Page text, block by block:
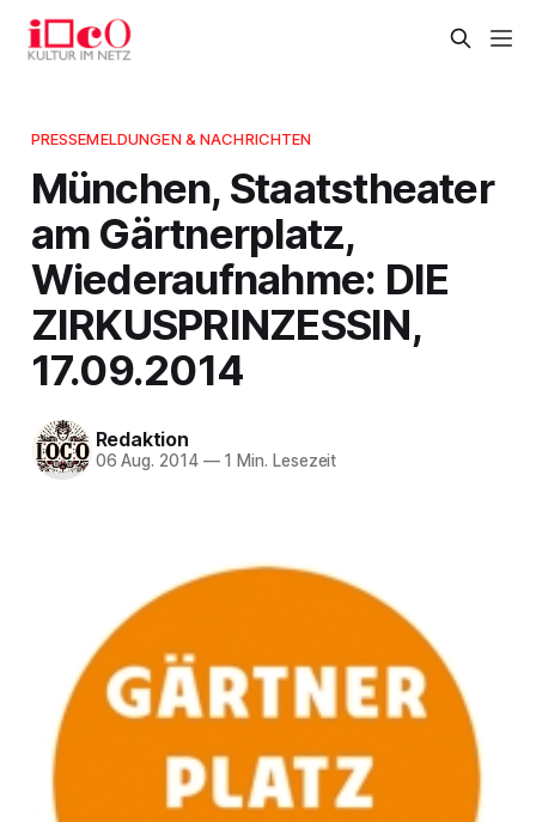
PRESSEMELDUNGEN & NACHRICHTEN
München, Staatstheater
am Gärtnerplatz,
Wiederaufnahme: DIE
ZIRKUSPRINZESSIN,
17.09.2014
Redaktion
06 Aug. 2014 —1 Min. Lesezeit